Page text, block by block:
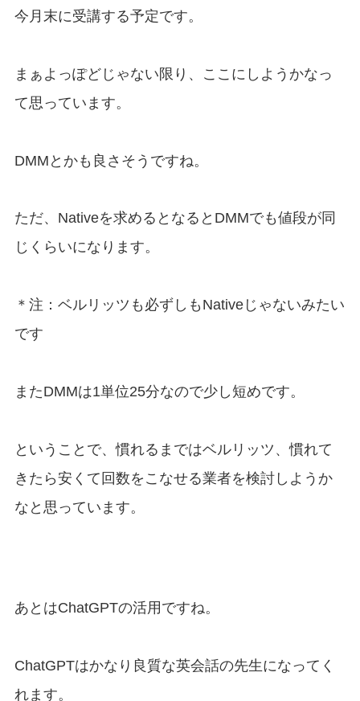
今月末に受講する予定です。
まぁよっぽどじゃない限り、ここにしようかなっ
て思っています。
DMMとかも良さそうですね。
ただ、Nativeを求めるとなるとDMMでも値段が同
じくらいになります。
＊注：ベルリッツも必ずしもNativeじゃないみたい
です
またDMMは1単位25分なので少し短めです。
ということで、慣れるまではベルリッツ、慣れて
きたら安くて回数をこなせる業者を検討しようか
なと思っています。
あとはChatGPTの活用ですね。
ChatGPTはかなり良質な英会話の先生になってく
れます。